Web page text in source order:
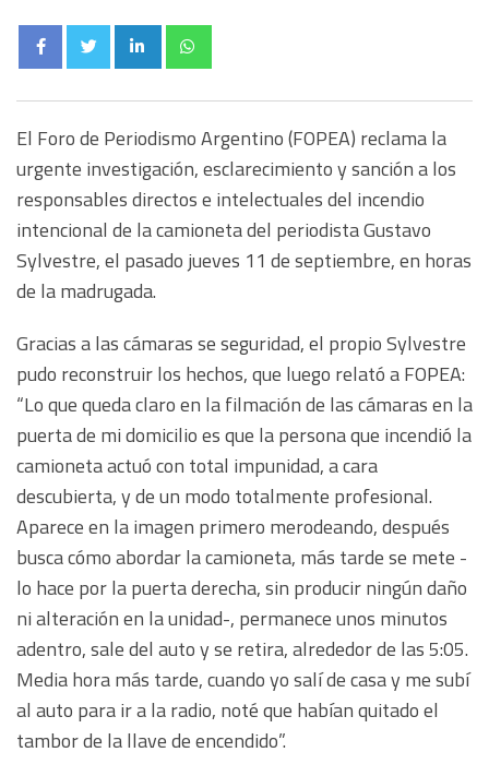
El Foro de Periodismo Argentino (FOPEA) reclama la
urgente investigación, esclarecimiento y sanción a los
responsables directos e intelectuales del incendio
intencional de la camioneta del periodista Gustavo
Sylvestre, el pasado jueves 11 de septiembre, en horas
de la madrugada.
Gracias a las cámaras se seguridad, el propio Sylvestre
pudo reconstruir los hechos, que luego relató a FOPEA:
“Lo que queda claro en la filmación de las cámaras en la
puerta de mi domicilio es que la persona que incendió la
camioneta actuó con total impunidad, a cara
descubierta, y de un modo totalmente profesional.
Aparece en la imagen primero merodeando, después
busca cómo abordar la camioneta, más tarde se mete -
lo hace por la puerta derecha, sin producir ningún daño
ni alteración en la unidad-, permanece unos minutos
adentro, sale del auto y se retira, alrededor de las 5:05.
Media hora más tarde, cuando yo salí de casa y me subí
al auto para ir a la radio, noté que habían quitado el
tambor de la llave de encendido”.